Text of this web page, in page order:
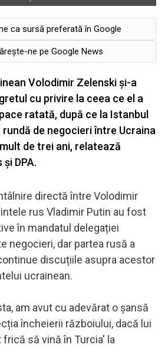
ca sursă preferată în Google
ne pe Google News
Volodimir Zelenski și-a
cu privire la ceea ce el a
ratată, după ce la Istanbul
de negocieri între Ucraina
de trei ani, relatează
DPA.
directă între Volodimir
rus Vladimir Putin au fost
în mandatul delegației
negocieri, dar partea rusă a
discuțiile asupra acestor
ucrainean.
am avut cu adevărat o șansă
încheierii războiului, dacă lui
să vină în Turcia' la